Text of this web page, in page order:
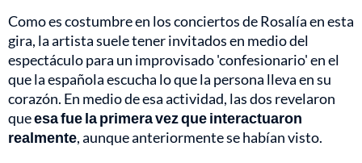
Como es costumbre en los conciertos de Rosalía en esta
gira, la artista suele tener invitados en medio del
espectáculo para un improvisado 'confesionario' en el
que la española escucha lo que la persona lleva en su
corazón. En medio de esa actividad, las dos revelaron
queesa fue la primera vez que interactuaron
realmente, aunque anteriormente se habían visto.